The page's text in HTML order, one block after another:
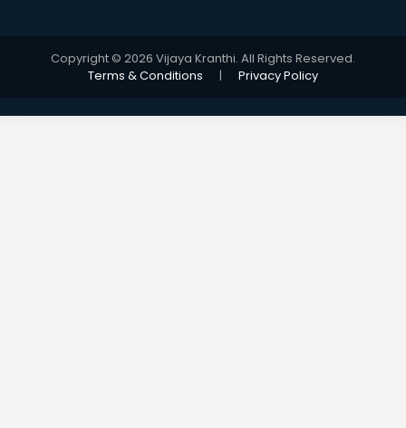
Copyright © 2026 Vijaya Kranthi. All Rights Reserved.
Terms & Conditions
| Privacy Policy